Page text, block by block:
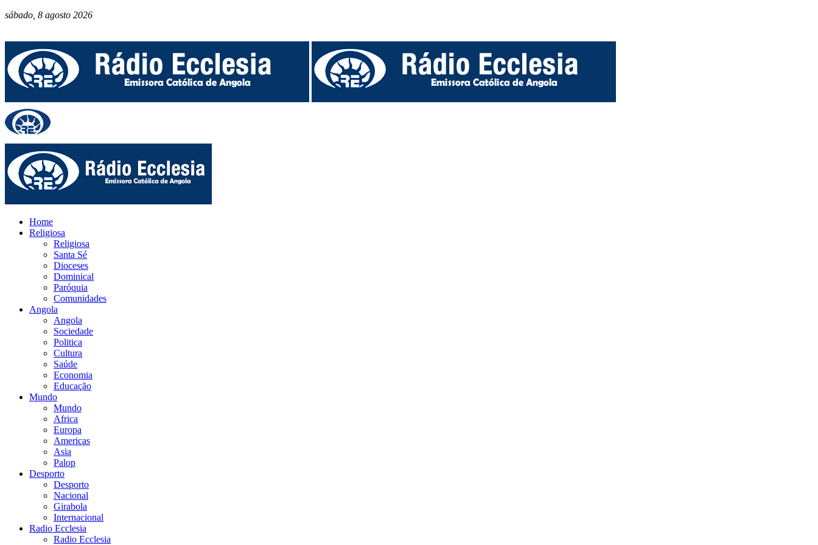
sábado, 8 agosto 2026
Home
Religiosa
Religiosa
Santa Sé
Dioceses
Dominical
Paróquia
Comunidades
Angola
Angola
Sociedade
Politica
Cultura
Saúde
Economia
Educação
Mundo
Mundo
Africa
Europa
Americas
Asia
Palop
Desporto
Desporto
Nacional
Girabola
Internacional
Radio Ecclesia
Radio Ecclesia